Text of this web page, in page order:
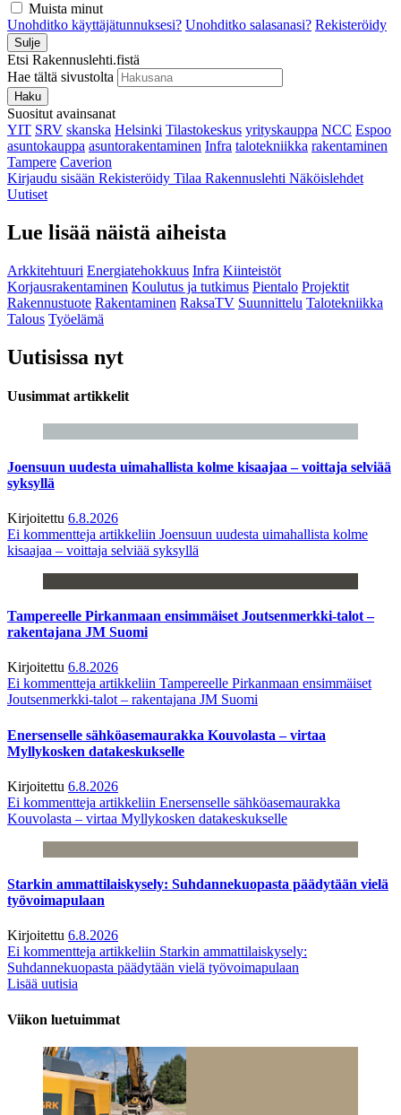
Muista minut
Unohditko käyttäjätunnuksesi? Unohditko salasanasi? Rekisteröidy
Sulje
Etsi Rakennuslehti.fistä
Hae tältä sivustolta
Haku
Suositut avainsanat
YIT SRV skanska Helsinki Tilastokeskus yrityskauppa NCC Espoo
asuntokauppa asuntorakentaminen Infra talotekniikka rakentaminen
Tampere Caverion
Kirjaudu sisään Rekisteröidy Tilaa Rakennuslehti Näköislehdet
Uutiset
Lue lisää näistä aiheista
Arkkitehtuuri Energiatehokkuus Infra Kiinteistöt
Korjausrakentaminen Koulutus ja tutkimus Pientalo Projektit
Rakennustuote Rakentaminen RaksaTV Suunnittelu Talotekniikka
Talous Työelämä
Uutisissa nyt
Uusimmat artikkelit
Joensuun uudesta uimahallista kolme kisaajaa – voittaja selviää
syksyllä
Kirjoitettu 6.8.2026
Ei kommentteja artikkeliin Joensuun uudesta uimahallista kolme
kisaajaa – voittaja selviää syksyllä
Tampereelle Pirkanmaan ensimmäiset Joutsenmerkki-talot –
rakentajana JM Suomi
Kirjoitettu 6.8.2026
Ei kommentteja artikkeliin Tampereelle Pirkanmaan ensimmäiset
Joutsenmerkki-talot – rakentajana JM Suomi
Enersenselle sähköasemaurakka Kouvolasta – virtaa
Myllykosken datakeskukselle
Kirjoitettu 6.8.2026
Ei kommentteja artikkeliin Enersenselle sähköasemaurakka
Kouvolasta – virtaa Myllykosken datakeskukselle
Starkin ammattilaiskysely: Suhdannekuopasta päädytään vielä
työvoimapulaan
Kirjoitettu 6.8.2026
Ei kommentteja artikkeliin Starkin ammattilaiskysely:
Suhdannekuopasta päädytään vielä työvoimapulaan
Lisää uutisia
Viikon luetuimmat